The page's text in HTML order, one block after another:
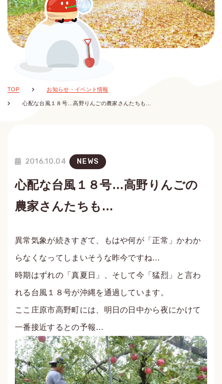
TOP お知らせ・イベント情報
心配な台風１８号…高野りんごの農家さんたちも…
2016.10.04 NEWS
心配な台風１８号…高野りんごの
農家さんたちも…
異常気象が続きすぎて、もはや何が「正常」かわか
らなくなってしまいそうな昨今ですね…
時期はずれの「真夏日」、そして今「猛烈」と言わ
れる台風１８号が沖縄を通過しています。
ここ庄原市高野町には、明日の日中から夜にかけて
一番接近するとの予報…